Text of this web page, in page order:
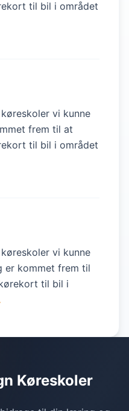
til bil i området
vi kunne
frem til at
til bil i området
vi kunne
er kommet frem til
til bil i
Køreskoler